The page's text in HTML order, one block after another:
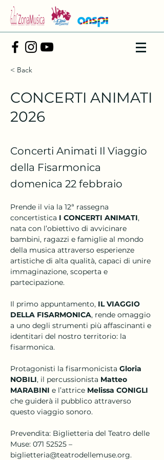
< Back
CONCERTI ANIMATI
2026
Concerti Animati Il Viaggio
della Fisarmonica
domenica 22 febbraio
Prende il via la 12ª rassegna
concertistica I CONCERTI ANIMATI,
nata con l’obiettivo di avvicinare
bambini, ragazzi e famiglie al mondo
della musica attraverso esperienze
artistiche di alta qualità, capaci di unire
immaginazione, scoperta e
partecipazione.
Il primo appuntamento, IL VIAGGIO
DELLA FISARMONICA, rende omaggio
a uno degli strumenti più affascinanti e
identitari del nostro territorio: la
fisarmonica.
Protagonisti la fisarmonicista Gloria
NOBILI, il percussionista Matteo
MARABINI e l’attrice Melissa CONIGLI
che guiderà il pubblico attraverso
questo viaggio sonoro.
Prevendita: Biglietteria del Teatro delle
Muse: 071 52525 –
biglietteria@teatrodellemuse.org.